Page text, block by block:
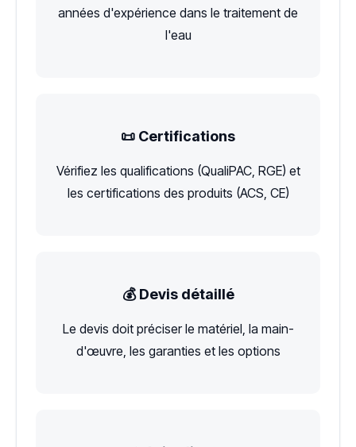
années d'expérience dans le traitement de
l'eau
📜 Certifications
Vérifiez les qualifications (QualiPAC, RGE) et
les certifications des produits (ACS, CE)
💰 Devis détaillé
Le devis doit préciser le matériel, la main-
d'œuvre, les garanties et les options